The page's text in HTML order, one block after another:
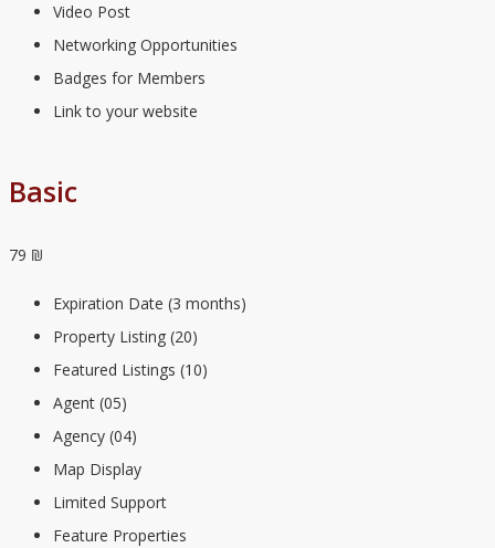
Video Post
Networking Opportunities
Badges for Members
Link to your website
Basic
79 ₪
Expiration Date (3 months)
Property Listing (20)
Featured Listings (10)
Agent (05)
Agency (04)
Map Display
Limited Support
Feature Properties